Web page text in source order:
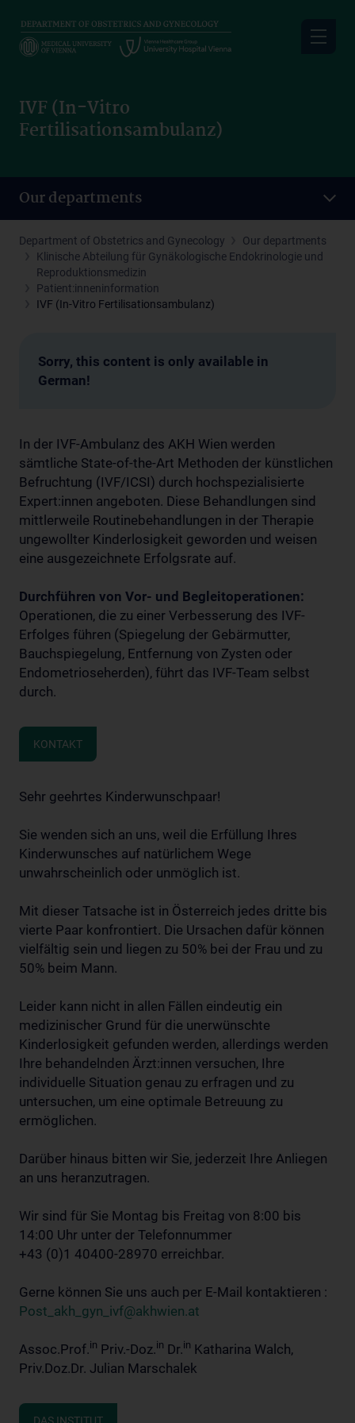
main
IVF (In-Vitro
Fertilisationsambulanz)
Our departments
Department of Obstetrics and Gynecology
Our departments
Klinische Abteilung für Gynäkologische Endokrinologie und
Reproduktionsmedizin
Patient:inneninformation
IVF (In-Vitro Fertilisationsambulanz)
Sorry, this content is only available in
German!
In der IVF-Ambulanz des AKH Wien werden
sämtliche State-of-the-Art Methoden der künstlichen
Befruchtung (IVF/ICSI) durch hochspezialisierte
Expert:innen angeboten. Diese Behandlungen sind
mittlerweile Routinebehandlungen in der Therapie
ungewollter Kinderlosigkeit geworden und weisen
eine ausgezeichnete Erfolgsrate auf.
Durchführen von Vor- und Begleitoperationen:
Operationen, die zu einer Verbesserung des IVF-
Erfolges führen (Spiegelung der Gebärmutter,
Bauchspiegelung, Entfernung von Zysten oder
Endometrioseherden), führt das IVF-Team selbst
durch.
KONTAKT
Sehr geehrtes Kinderwunschpaar!
Sie wenden sich an uns, weil die Erfüllung Ihres
Kinderwunsches auf natürlichem Wege
unwahrscheinlich oder unmöglich ist.
Mit dieser Tatsache ist in Österreich jedes dritte bis
vierte Paar konfrontiert. Die Ursachen dafür können
vielfältig sein und liegen zu 50% bei der Frau und zu
50% beim Mann.
Leider kann nicht in allen Fällen eindeutig ein
medizinischer Grund für die unerwünschte
Kinderlosigkeit gefunden werden, allerdings werden
Ihre behandelnden Ärzt:innen versuchen, Ihre
individuelle Situation genau zu erfragen und zu
untersuchen, um eine optimale Betreuung zu
ermöglichen.
Darüber hinaus bitten wir Sie, jederzeit Ihre Anliegen
an uns heranzutragen.
Wir sind für Sie Montag bis Freitag von 8:00 bis
14:00 Uhr unter der Telefonnummer
+43 (0)1 40400-28970 erreichbar.
Gerne können Sie uns auch per E-Mail kontaktieren :
Post_akh_gyn_ivf@akhwien.at
Assoc.Prof.in Priv.-Doz.in Dr.in Katharina Walch,
Priv.Doz.Dr. Julian Marschalek
DAS INSTITUT